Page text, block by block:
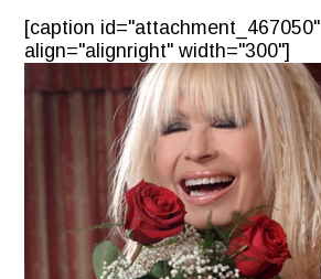
[caption id="attachment_467050"
align="alignright" width="300"]